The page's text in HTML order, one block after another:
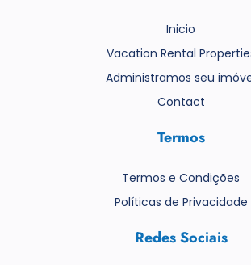
Inicio
Vacation Rental
Administramos seu
Contact
Termos
Termos e Condições
Políticas de Privacidade
Redes Sociais